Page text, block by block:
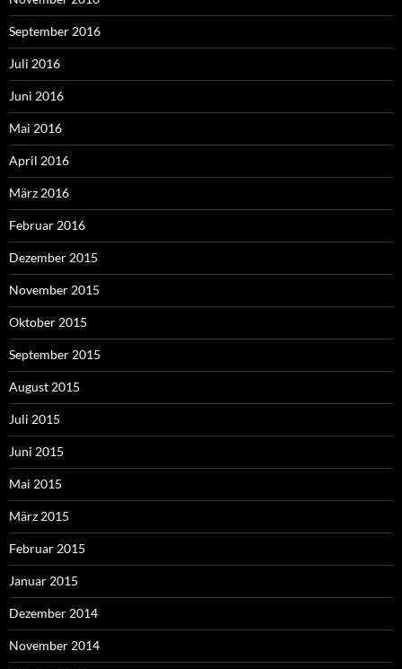
September 2016
Juli 2016
Juni 2016
Mai 2016
April 2016
März 2016
Februar 2016
Dezember 2015
November 2015
Oktober 2015
September 2015
August 2015
Juli 2015
Juni 2015
Mai 2015
März 2015
Februar 2015
Januar 2015
Dezember 2014
November 2014